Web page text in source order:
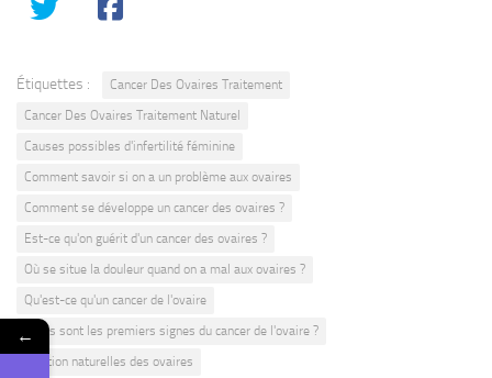
Étiquettes :
Cancer Des Ovaires Traitement
Cancer Des Ovaires Traitement Naturel
Causes possibles d'infertilité féminine
Comment savoir si on a un problème aux ovaires
Comment se développe un cancer des ovaires ?
Est-ce qu'on guérit d'un cancer des ovaires ?
Où se situe la douleur quand on a mal aux ovaires ?
Qu'est-ce qu'un cancer de l'ovaire
Quels sont les premiers signes du cancer de l'ovaire ?
Solution naturelles des ovaires
←